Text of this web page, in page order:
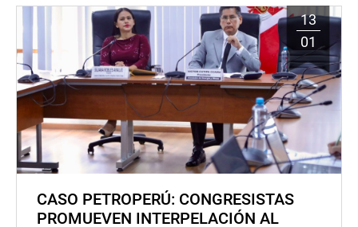
13
01
CASO PETROPERÚ: CONGRESISTAS
PROMUEVEN INTERPELACIÓN AL